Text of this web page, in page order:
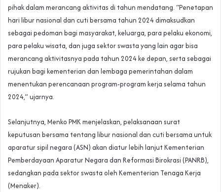
pihak dalam merancang aktivitas di tahun mendatang. “Penetapan
hari libur nasional dan cuti bersama tahun 2024 dimaksudkan
sebagai pedoman bagi masyarakat, keluarga, para pelaku ekonomi,
para pelaku wisata, dan juga sektor swasta yang lain agar bisa
merancang aktivitasnya pada tahun 2024 ke depan, serta sebagai
rujukan bagi kementerian dan lembaga pemerintahan dalam
menentukan perencanaan program-program kerja selama tahun
2024,” ujarnya.
Selanjutnya, Menko PMK menjelaskan, pelaksanaan surat
keputusan bersama tentang libur nasional dan cuti bersama untuk
aparatur sipil negara (ASN) akan diatur lebih lanjut Kementerian
Pemberdayaan Aparatur Negara dan Reformasi Birokrasi (PANRB),
sedangkan pada sektor swasta oleh Kementerian Tenaga Kerja
(Menaker).